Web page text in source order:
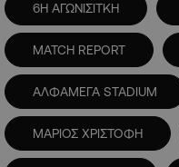
6Η ΑΓΩΝΙΣΙΤΚΗ
MATCH REPORT
ΑΛΦΑΜΕΓΑ STADIUM
ΜΑΡΙΟΣ ΧΡΙΣΤΟΦΗ